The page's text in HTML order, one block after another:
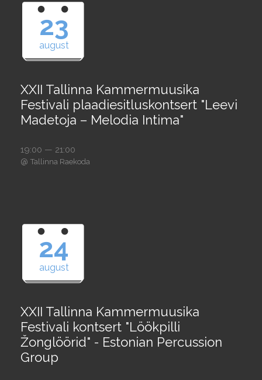
23
august
XXII Tallinna Kammermuusika
Festivali plaadiesitluskontsert "Leevi
Madetoja – Melodia Intima"
19:00 — 21:00
@ Tallinna Raekoda
24
august
XXII Tallinna Kammermuusika
Festivali kontsert "Löökpilli
Žonglöörid" - Estonian Percussion
Group